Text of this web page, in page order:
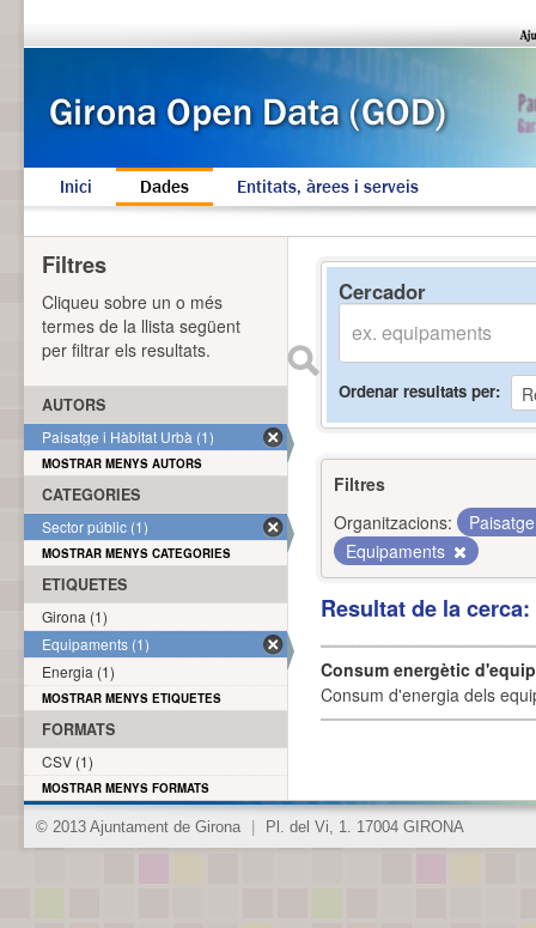
Inici Dades Entitats, àrees i serveis
Cercador
Ordenar resultats per
Filtres
Organitzacions:
Equipaments
Resultat de la
Consum energètic
Consum d'energia dels
Filtres
Cliqueu sobre un o més
termes de la llista següent
per filtrar els resultats.
AUTORS
Paisatge i Hàbitat Urbà (1)
MOSTRAR MENYS AUTORS
CATEGORIES
Sector públic (1)
MOSTRAR MENYS CATEGORIES
ETIQUETES
Girona (1)
Equipaments (1)
Energia (1)
MOSTRAR MENYS ETIQUETES
FORMATS
CSV (1)
MOSTRAR MENYS FORMATS
© 2013 Ajuntament de Girona Pl. del Vi, 1. 17004 GIRONA